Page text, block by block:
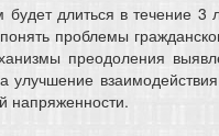
будет длиться в течение 3
проблемы
преодоления
улучшение
напряженности.